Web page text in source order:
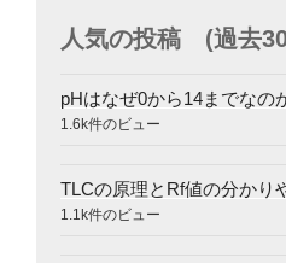
人気の投稿 (過去
pHはなぜ0から14までなの
1.6k件のビュー
TLCの原理とRf値の分かり
1.1k件のビュー